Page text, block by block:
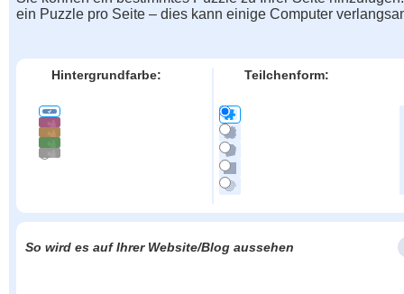
ein Puzzle pro Seite – dies kann einige Computer
Hintergrundfarbe: Teilchenform:
So wird es auf Ihrer Website/Blog aussehen